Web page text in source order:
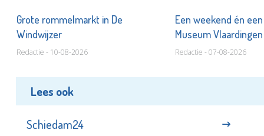
Grote rommelmarkt in De
Windwijzer
Redactie - 10-08-2026
Een weekend én
Museum
Redactie - 07-08-2026
Lees ook
Schiedam24